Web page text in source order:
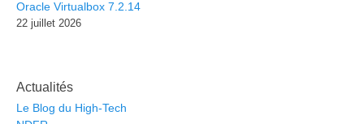
Oracle Virtualbox 7.2.14
22 juillet 2026
Actualités
Le Blog du High-Tech